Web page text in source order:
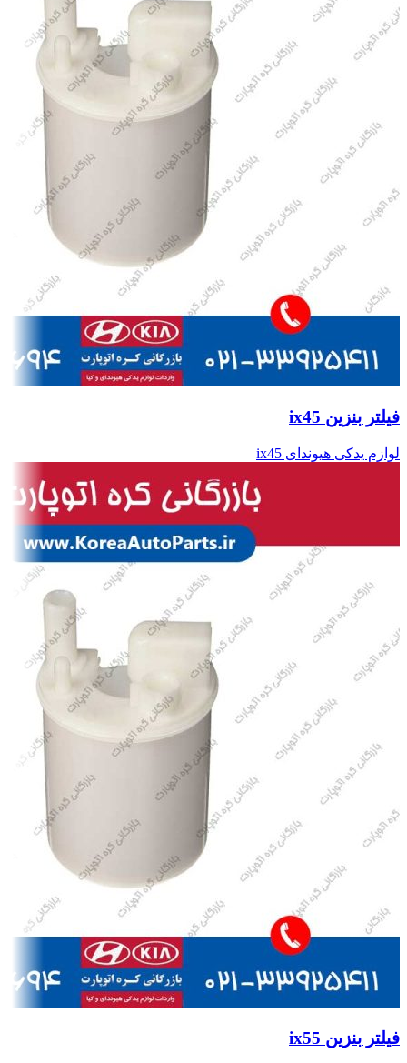
فیلتر بنزین ix45
لوازم یدکی هیوندای ix45
فیلتر بنزین ix55